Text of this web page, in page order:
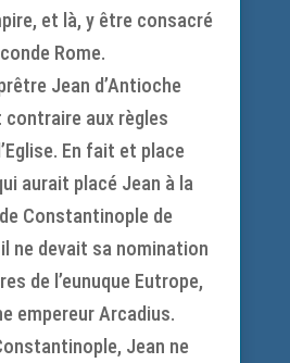
et là, y être consacré
Rome.
Jean d’Antioche
aux règles
En fait et place
aurait placé Jean à la
Constantinople de
ne devait sa nomination
de l’eunuque Eutrope,
empereur Arcadius.
Jean ne